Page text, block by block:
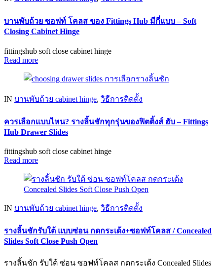
บานพับถ้วย ซอฟท์ โคลส ของ Fittings Hub มีกี่แบบ – Soft
Closing Cabinet Hinge
fittingshub soft close cabinet hinge
Read more
IN บานพับถ้วย cabinet hinge, วิธีการติดตั้ง
ควรเลือกแบบไหน? รางลิ้นชักทุกรุ่นของฟิตติ้งส์ ฮับ – Fittings
Hub Drawer Slides
fittingshub soft close cabinet hinge
Read more
IN บานพับถ้วย cabinet hinge, วิธีการติดตั้ง
รางลิ้นชักรับใต้ แบบซ่อน กดกระเด้ง+ซอฟท์โคลส / Concealed
Slides Soft Close Push Open
รางลิ้นชัก รับใต้ ซ่อน ซอฟท์โคลส กดกระเด้ง Concealed Slides